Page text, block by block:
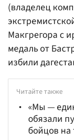
(владелец
Макгрегора с
медаль от
избили
Читайте также
«Мы —
обязали
бойцов на